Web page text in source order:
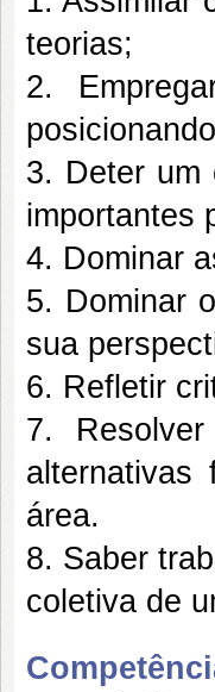
teorias;
2.
3. Deter um
importantes
4. Dominar
5. Dominar
sua
6. Refletir
7.
alternativas
área.
8. Saber
coletiva de